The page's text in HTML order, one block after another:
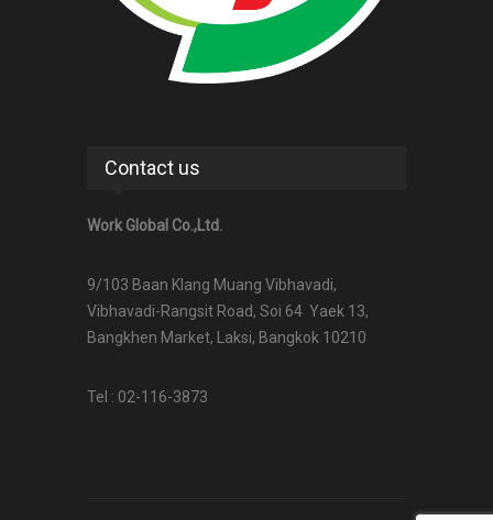
Contact us
Work Global Co.,Ltd.
9/103 Baan Klang Muang Vibhavadi,
Vibhavadi-Rangsit Road, Soi 64 Yaek 13,
Bangkhen Market, Laksi, Bangkok 10210
Tel : 02-116-3873